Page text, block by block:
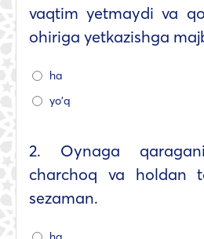
vaqtim yetmaydi va
ohiriga yetkazishga
ha
yo'q
2. Oynaga
charchoq va holdan
sezaman.